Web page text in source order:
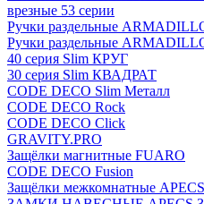
врезные 53 серии
Ручки раздельные
Ручки раздельные
40 серия Slim КРУГ
30 серия Slim КВАДРАТ
CODE DECO Slim Металл
CODE DECO Rock
CODE DECO Click
GRAVITY.PRO
Защёлки магнитные FUARO
CODE DECO Fusion
Защёлки межкомнатные APECS